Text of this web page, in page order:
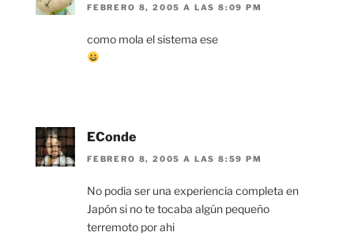
FEBRERO 8, 2005 A LAS 8:09 PM
como mola el sistema ese
EConde
FEBRERO 8, 2005 A LAS 8:59 PM
No podia ser una experiencia completa en
Japón si no te tocaba algún pequeño
terremoto por ahi